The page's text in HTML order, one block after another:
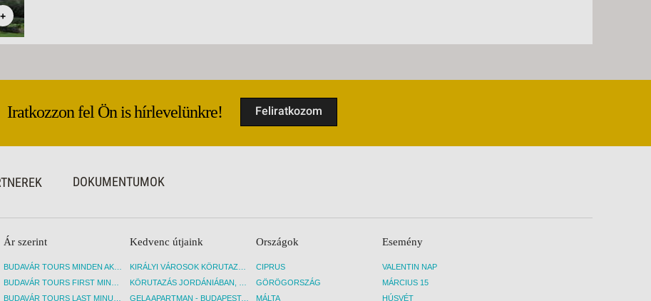
+
Iratkozzon fel Ön is hírlevelünkre! Feliratkozom
DOKUMENTUMOK
Ár szerint Kedvenc útjaink
GELA APARTMAN - BUDAPEST, REPÜLŐ
Országok
CIPRUS
GÖRÖGORSZÁG
MÁLTA
Esemény
VALENTIN NAP
MÁRCIUS 15
HÚSVÉT